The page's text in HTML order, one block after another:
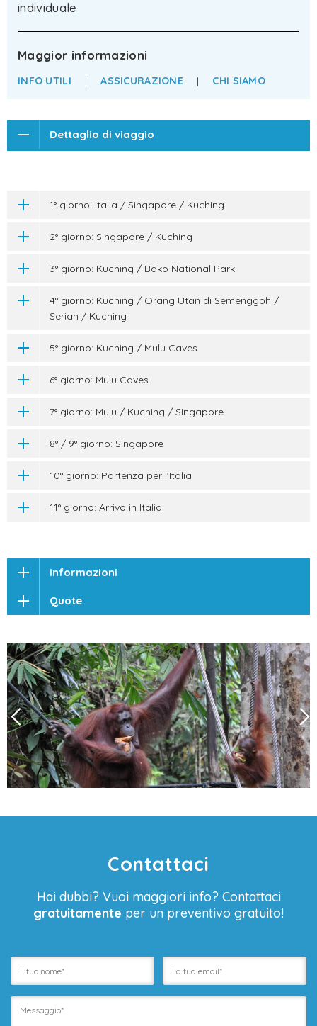
individuale
Maggior informazioni
INFO UTILI | ASSICURAZIONE | CHI SIAMO
Dettaglio di viaggio
1° giorno: Italia / Singapore / Kuching
2° giorno: Singapore / Kuching
3° giorno: Kuching / Bako National Park
4° giorno: Kuching / Orang Utan di Semenggoh /
Serian / Kuching
5° giorno: Kuching / Mulu Caves
6° giorno: Mulu Caves
7° giorno: Mulu / Kuching / Singapore
8° / 9° giorno: Singapore
10° giorno: Partenza per l'Italia
11° giorno: Arrivo in Italia
Informazioni
Quote
Contattaci
Hai dubbi? Vuoi maggiori info? Contattaci
gratuitamente per un preventivo gratuito!